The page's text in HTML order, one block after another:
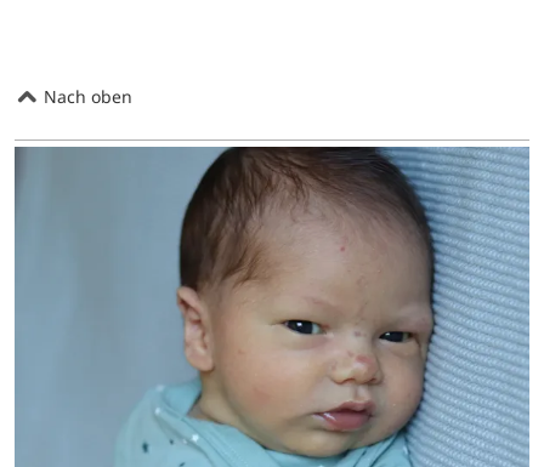
Nach oben